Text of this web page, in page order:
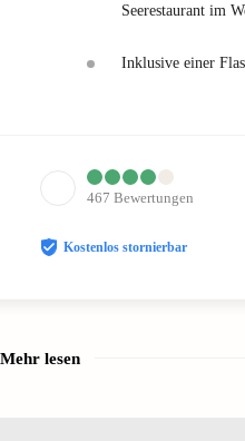
Seerestaurant im
Inklusive einer
467 Bewertungen
Kostenlos stornierbar
Mehr lesen